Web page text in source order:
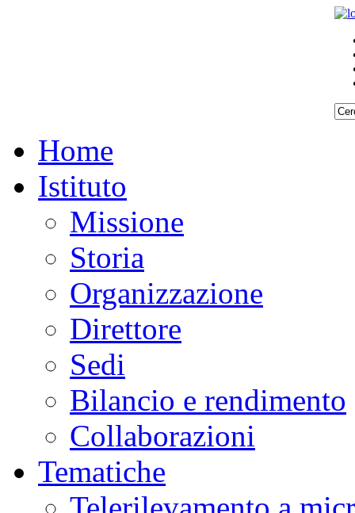
Home
Istituto
Missione
Storia
Organizzazione
Direttore
Sedi
Bilancio e rendimento
Collaborazioni
Tematiche